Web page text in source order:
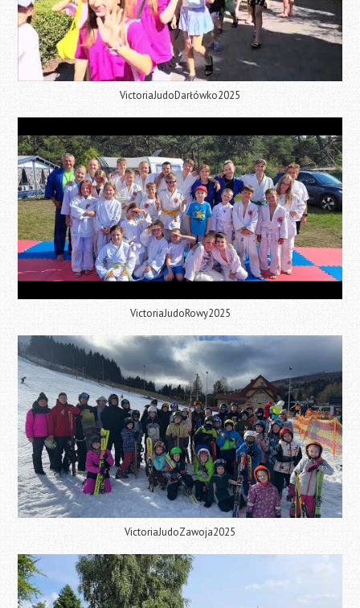
VictoriaJudoDarłówko2025
VictoriaJudoRowy2025
VictoriaJudoZawoja2025